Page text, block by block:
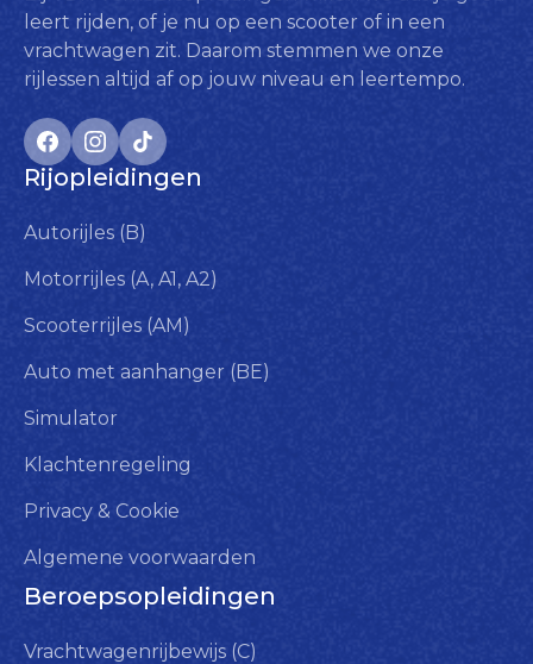
leert rijden, of je nu op een scooter of in een
vrachtwagen zit. Daarom stemmen we onze
rijlessen altijd af op jouw niveau en leertempo.
Rijopleidingen
Autorijles (B)
Motorrijles (A, A1, A2)
Scooterrijles (AM)
Auto met aanhanger (BE)
Simulator
Klachtenregeling
Privacy & Cookie
Algemene voorwaarden
Beroepsopleidingen
Vrachtwagenrijbewijs (C)